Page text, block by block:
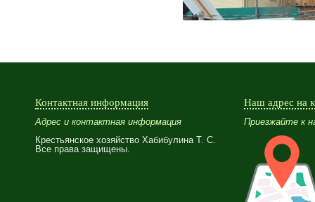
Контактная информация
Адрес и контактная информация
Крестьянское хозяйство Хабибулина Т. С.
Все права защищены.
Наш адрес на
Приезжайте к